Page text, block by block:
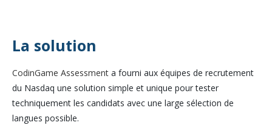
La solution
CodinGame Assessment a fourni aux équipes de recrutement
du Nasdaq une solution simple et unique pour tester
techniquement les candidats avec une large sélection de
langues possible.